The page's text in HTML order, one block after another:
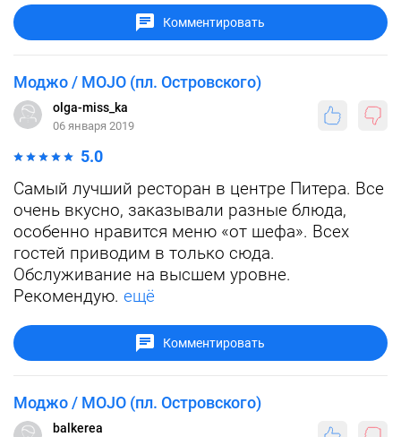
Комментировать
Моджо / MOJO (пл. Островского)
olga-miss_ka
06 января 2019
5.0
Самый лучший ресторан в центре Питера. Все
очень вкусно, заказывали разные блюда,
особенно нравится меню «от шефа». Всех
гостей приводим в только сюда.
Обслуживание на высшем уровне.
Рекомендую. ещё
Комментировать
Моджо / MOJO (пл. Островского)
balkerea